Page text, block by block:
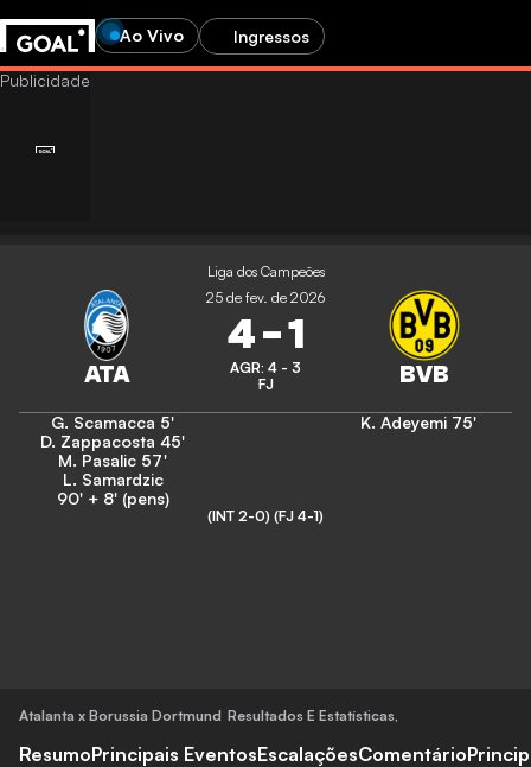
Ao Vivo Ingressos
Liga dos Campeões
25 de fev. de 2026
4-1
AGR: 4 - 3
FJ
G. Scamacca 5'
D. Zappacosta 45'
M. Pasalic 57'
L. Samardzic
90' + 8' (pens)
K. Adeyemi 75'
(INT 2-0) (FJ 4-1)
Atalanta x Borussia Dortmund Resultados E Estatísticas,
ResumoPrincipais EventosEscalaçõesComentário